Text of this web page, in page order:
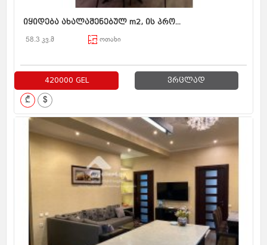
იყიდება ახალაშენებულ m2, ის პრო...
58.3 კვ.მ ოთახი
420000 GEL ვრცლად
₾ $